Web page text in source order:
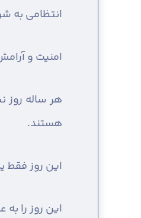
انتظامی به
امنیت و
هر ساله روز
هستند.
این روز فقط
این روز را